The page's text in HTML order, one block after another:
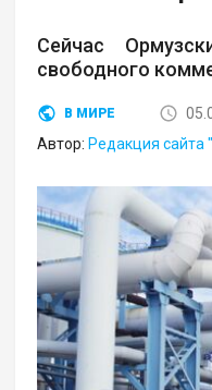
Сейчас
свободного
В МИРЕ
Автор: Редакция сайта